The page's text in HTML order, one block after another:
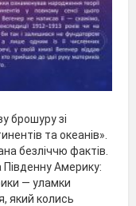
брошуру зі
та океанів».
безліччю фактів.
Америку:
— уламки
який колись